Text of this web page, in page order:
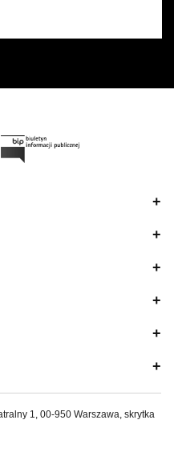
1, 00-950 Warszawa, skrytka